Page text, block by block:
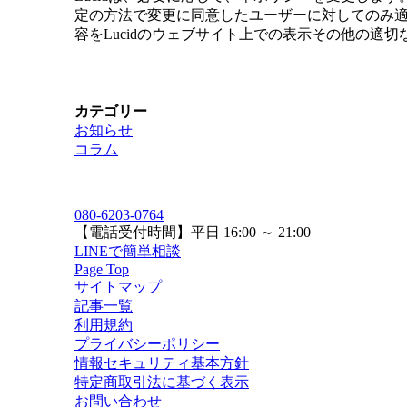
定の方法で変更に同意したユーザーに対してのみ
容をLucidのウェブサイト上での表示その他の適
カテゴリー
お知らせ
コラム
080-6203-0764
【電話受付時間】平日 16:00 ～ 21:00
LINEで簡単相談
Page Top
サイトマップ
記事一覧
利用規約
プライバシーポリシー
情報セキュリティ基本方針
特定商取引法に基づく表示
お問い合わせ